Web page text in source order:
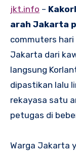
jkt.info –
arah Jakarta
commuters hari
Jakarta dari
langsung
dipastikan lalu
rekayasa satu
petugas di
Warga Jakarta